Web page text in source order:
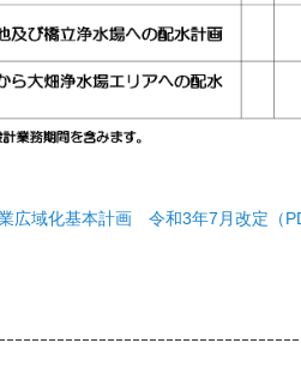
広域化基本計画 令和3年7月改定（
ｰｰｰｰｰｰｰｰｰｰｰｰｰｰｰｰｰｰｰｰｰｰｰｰｰｰｰｰｰｰｰｰｰ